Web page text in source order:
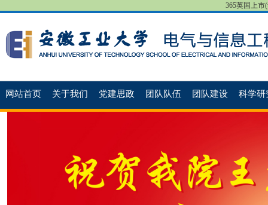
365英国上市
网站首页 关于我们 党建思政 团队队伍 团队建设 科学